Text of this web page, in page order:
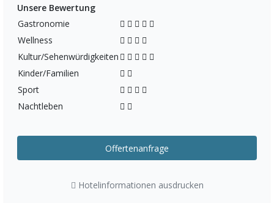
Unsere Bewertung
Gastronomie
Wellness
Kultur/Sehenwürdigkeiten
Kinder/Familien
Sport
Nachtleben
Offertenanfrage
Hotelinformationen ausdrucken